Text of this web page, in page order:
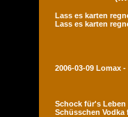
Lass es karten
Lass es karten
2006-03-09 Lomax
Schock für's
Schüsschen Vodka